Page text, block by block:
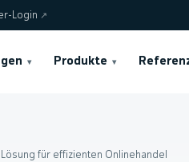
Login ↗
▾ Produkte ▾
für effizienten Onlinehandel